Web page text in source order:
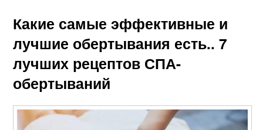
Какие самые эффективные и
лучшие обертывания есть.. 7
лучших рецептов СПА-
обертываний